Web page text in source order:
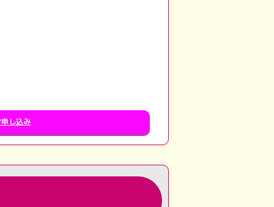
し込み